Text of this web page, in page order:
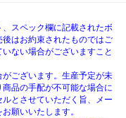
スペック欄に記載されたボ
はお約束されたものではご
ない場合がございますこと
ございます。生産予定が未
品の手配が不可能な場合に
とさせていただく旨、メー
願いいたします。